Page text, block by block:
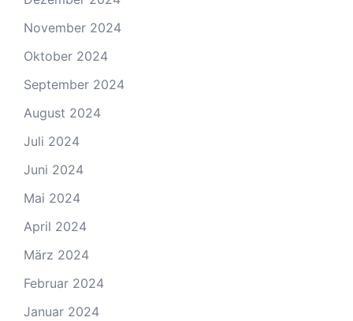
November 2024
Oktober 2024
September 2024
August 2024
Juli 2024
Juni 2024
Mai 2024
April 2024
März 2024
Februar 2024
Januar 2024